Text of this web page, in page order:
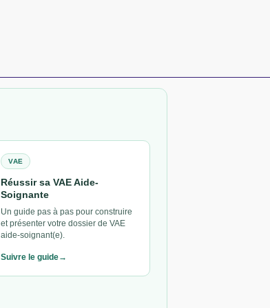
VAE
Réussir sa VAE Aide-
Soignante
Un guide pas à pas pour construire
et présenter votre dossier de VAE
aide-soignant(e).
Suivre le guide